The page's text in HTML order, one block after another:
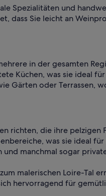
Spezialitäten und
dass Sie leicht an
in der gesamten
Küchen, was sie ideal
Gärten oder Terrassen,
richten, die ihre
was sie ideal
manchmal sogar
malerischen Loire-Tal
hervorragend für